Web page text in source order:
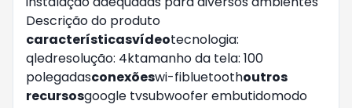
Descrição do produto
característicasvídeotecnologia:
qledresolução: 4ktamanho da tela: 100
polegadasconexõeswi-fibluetoothoutros
recursosgoogle tvsubwoofer embutidomodo